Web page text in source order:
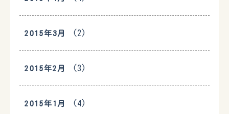
2015年3月 (2)
2015年2月 (3)
2015年1月 (4)